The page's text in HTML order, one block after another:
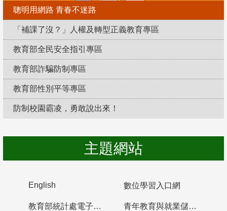
聰明用網路 青春不迷路
「補課了沒？」人權及轉型正義教育專區
教育部全民安全指引專區
教育部詐騙防制專區
教育部性別平等專區
防制校園霸凌，勇敢說出來！
主題網站
English 數位學習入口網
教育部統計處電子書櫃 青年教育與就業儲蓄帳戶